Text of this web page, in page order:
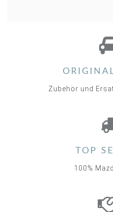
Zubehör und
TOP
100%